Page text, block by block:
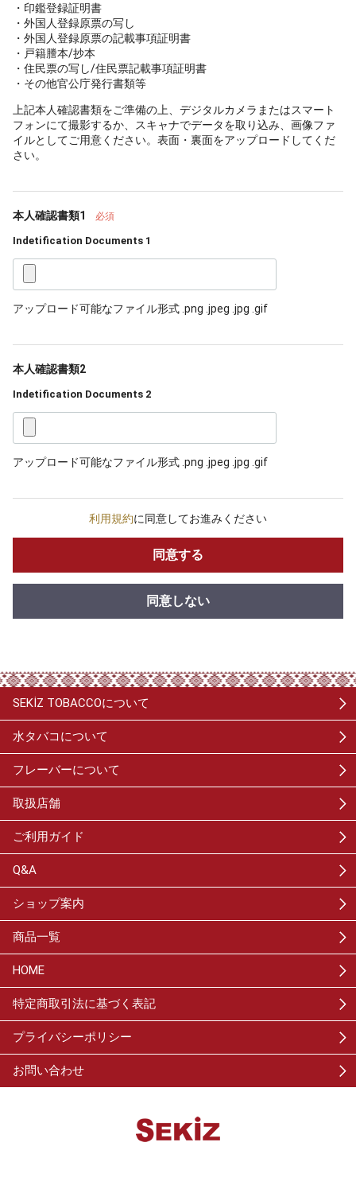
・印鑑登録証明書
・外国人登録原票の写し
・外国人登録原票の記載事項証明書
・戸籍謄本/抄本
・住民票の写し/住民票記載事項証明書
・その他官公庁発行書類等
上記本人確認書類をご準備の上、デジタルカメラまたはスマート
フォンにて撮影するか、スキャナでデータを取り込み、画像ファ
イルとしてご用意ください。表面・裏面をアップロードしてくだ
さい。
本人確認書類1 必須
Indetification Documents 1
アップロード可能なファイル形式 .png .jpeg .jpg .gif
本人確認書類2
Indetification Documents 2
アップロード可能なファイル形式 .png .jpeg .jpg .gif
利用規約に同意してお進みください
同意する
同意しない
SEKİZ TOBACCOについて
水タバコについて
フレーバーについて
取扱店舗
ご利用ガイド
Q&A
ショップ案内
商品一覧
HOME
特定商取引法に基づく表記
プライバシーポリシー
お問い合わせ